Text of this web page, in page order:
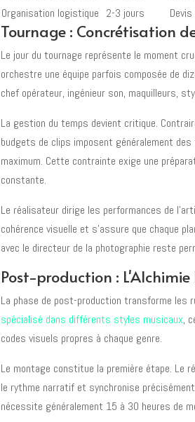
Organisation logistique 2-3 jours
Tournage : Concrétisation
Le jour du tournage représente le moment
orchestre une équipe parfois composée de
chef opérateur, ingénieur son, maquilleurs,
La gestion du temps devient critique.
budgets de clips imposent généralement
maximum. Cette contrainte exige une
constante.
Le réalisateur dirige les performances de
cohérence visuelle et s'assure que chaque
avec le directeur de la photographie reste
Post-production : L'Alchimie
La phase de post-production transforme les
spécialisé dans différents styles musicaux,
codes visuels propres à chaque genre.
Le montage constitue la première étape. Le
le rythme narratif et synchronise
nécessite généralement 15 à 30 heures de